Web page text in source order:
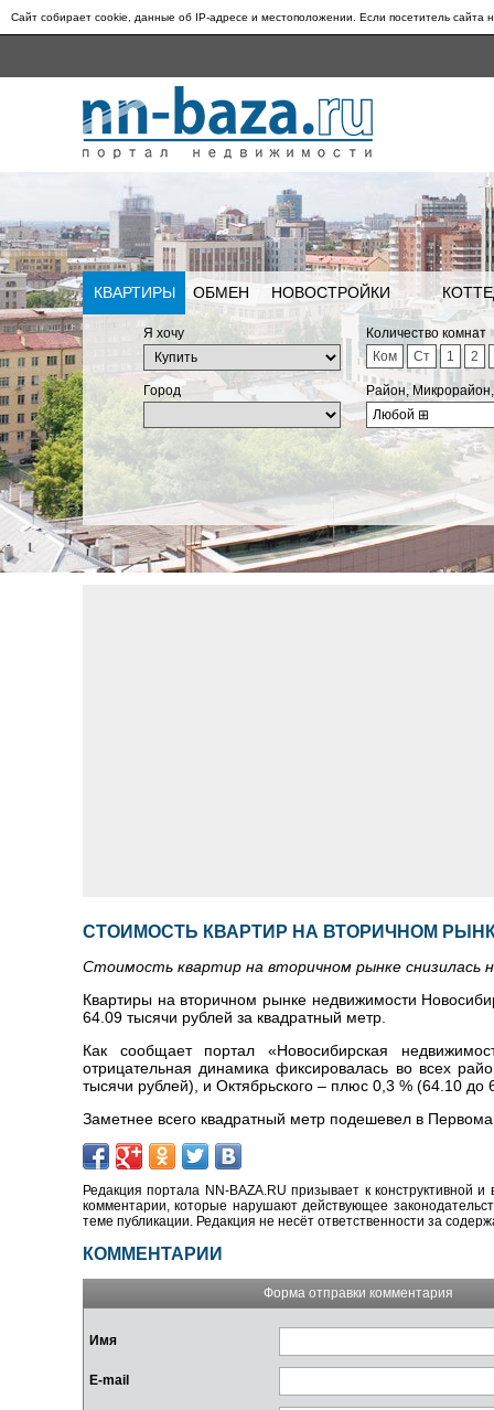
Сайт собирает cookie, данные об IP-адресе и местоположении. Если посетитель сайта
КВАРТИРЫ ОБМЕН НОВОСТРОЙКИ
Я хочу
Количество комнат
Ком
Ст 1 2
Город
Район,
Любой ⊞
СТОИМОСТЬ КВАРТИР НА ВТОРИЧНОМ
Стоимость квартир на вторичном рынке снизилась
Квартиры на вторичном рынке недвижимости
64.09 тысячи рублей за квадратный метр.
Как сообщает портал «Новосибирская
отрицательная динамика фиксировалась во всех
тысячи рублей), и Октябрьского – плюс 0,3 % (64.10 до
Заметнее всего квадратный метр подешевел в
Редакция портала NN-BAZA.RU призывает к конструктивной
комментарии, которые нарушают действующее
теме публикации. Редакция не несёт ответственности за
КОММЕНТАРИИ
Форма отправки комментария
Имя
E-mail